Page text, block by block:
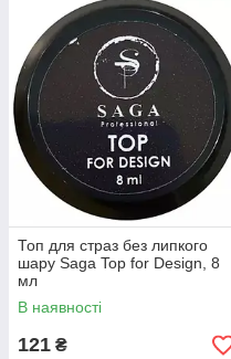
Топ для страз без липкого
шару Saga Top for Design, 8
мл
В наявності
121 ₴